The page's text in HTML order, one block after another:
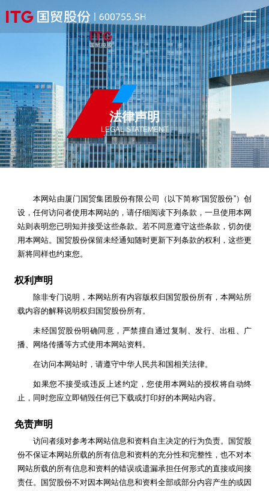
法律声明
LEGAL STATEMENT
本网站由厦门国贸集团股份有限公司（以下简称“国贸股份”）创
设，任何访问者使用本网站的，请仔细阅读下列条款，一旦使用本网
站则表明您已明知并接受这些条款。若不同意遵守这些条款，切勿使
用本网站。国贸股份保留未经通知随时更新下列条款的权利，这些更
新将同样也约束您。
权利声明
除非专门说明，本网站所有内容版权归国贸股份所有，本网站所
载内容的解释说明权归国贸股份所有。
未经国贸股份明确同意，严禁擅自通过复制、发行、出租、广
播、网络传播等方式使用本网站资料。
在访问本网站时，请遵守中华人民共和国相关法律。
如果您不接受或违反上述约定，您使用本网站的授权将自动终
止，同时您应立即销毁任何已下载或打印好的本网站内容。
免责声明
访问者须对参考本网站信息和资料自主决定的行为负责。国贸股
份不保证本网站所载的所有信息和资料的充分性和完整性，也不对本
网站所载的所有信息和资料的错误或遗漏承担任何形式的直接或间接
责任。国贸股份不对因本网站信息和资料全部或部分内容产生的或因